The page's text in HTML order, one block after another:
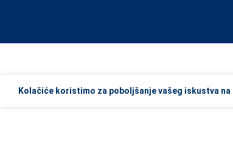
Kolačiće koristimo za poboljšanje vašeg iskustva